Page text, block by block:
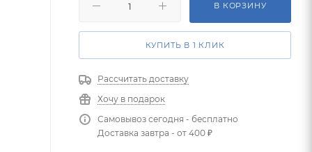
В КОРЗИНУ
КУПИТЬ В 1 КЛИК
Рассчитать доставку
Хочу в подарок
Самовывоз сегодня - бесплатно
Доставка завтра - от 400 ₽